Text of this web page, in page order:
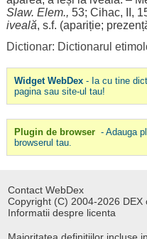
Slaw. Elem., 53; Cihac, II,
iveală, s.f. (apariție;
Dictionar: Dictionarul
Widget WebDex- Ia cu tine
pagina sau site-ul tau!
Plugin de browser - Adauga
browserul tau.
Contact WebDex
Copyright (C) 2004-2026 DEX
Informatii despre licenta